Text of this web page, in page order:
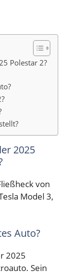
Polestar 2?
2025
von
Model 3,
Auto?
2025
Sein